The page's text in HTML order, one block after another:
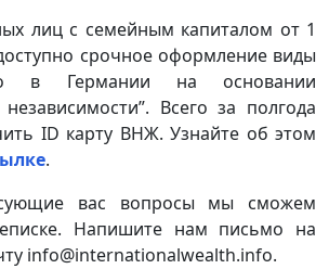
лиц с семейным капиталом от 1
срочное оформление виды
в Германии на основании
Всего за полгода
ID карту ВНЖ. Узнайте об этом
.
вас вопросы мы сможем
Напишите нам письмо на
info@internationalwealth.info.